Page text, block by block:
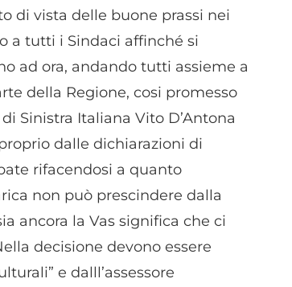
di vista delle buone prassi nei
a tutti i Sindaci affinché si
ad ora, andando tutti assieme a
della Regione, cosi promesso
Sinistra Italiana Vito D’Antona
dalle dichiarazioni di
rifacendosi a quanto
non può prescindere dalla
ancora la Vas significa che ci
decisione devono essere
e dalll’assessore